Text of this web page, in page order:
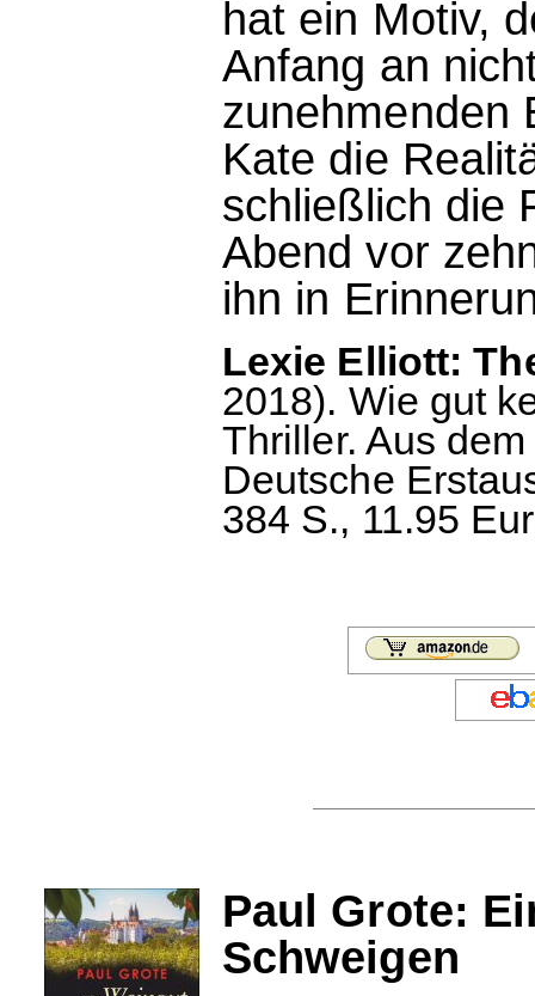
hat ein Motiv,
Anfang an
zunehmenden
Kate die
schließlich die
Abend vor
ihn in
Lexie Elliott:
2018). Wie gut
Thriller. Aus
Deutsche
384 S., 11.95
Paul Grote:
Schweigen